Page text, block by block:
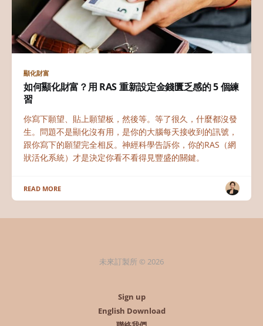
顯化財富
如何顯化財富？用 RAS 重新設定金錢匱乏感的 5 個練
習
你寫下願望、貼上願望板，然後等。等了很久，什麼都沒發
生。問題不是顯化沒有用，是你的大腦每天接收到的訊號，
跟你寫下的願望完全相反。神經科學告訴你，你的RAS（網
狀活化系統）才是決定你看不看得見豐盛的關鍵。
READ MORE
未來訂製所 © 2026
Sign up
English Download